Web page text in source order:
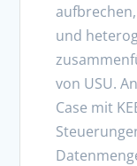
und
von USU.
Case mit